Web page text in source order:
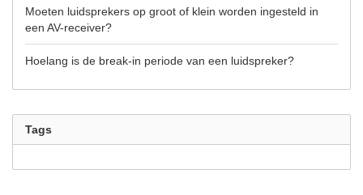
Moeten luidsprekers op groot of klein worden ingesteld in
een AV-receiver?
Hoelang is de break-in periode van een luidspreker?
Tags